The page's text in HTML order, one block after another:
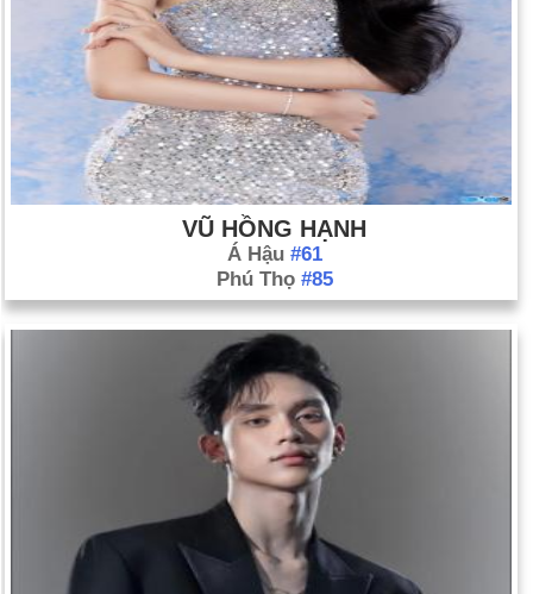
VŨ HỒNG HẠNH
Á Hậu #61
Phú Thọ #85